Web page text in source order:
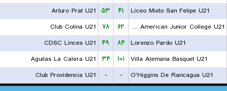
Arturo Prat U21
۵۳ ۴۱
Liceo Mixto San Felipe U21
Club Colina U21
۷۸ ۶۲
CD American Junior College U21
CDSC Linces U21
۴۹ ۸۴
Lorenzo Pardo U21
Aguilas La Calera U21
۳۴ ۱۰۱
Villa Alemana Basquet U21
Club Providencia U21
- -
O'Higgins De Rancagua U21